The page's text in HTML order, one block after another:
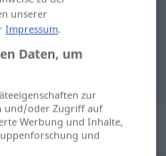
unserer
Impressum.
Daten, um
zur
und/oder Zugriff auf
Werbung und Inhalte,
und